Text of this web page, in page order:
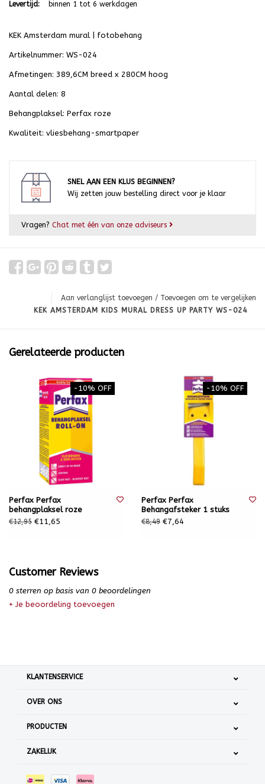
Levertijd: binnen 1 tot 6 werkdagen
KEK Amsterdam mural | fotobehang
Artikelnummer: WS-024
Afmetingen: 389,6CM breed x 280CM hoog
Aantal delen: 8
Behangplaksel: Perfax roze
Kwaliteit: vliesbehang-smartpaper
SNEL AAN EEN KLUS BEGINNEN?
Wij zetten jouw bestelling direct voor je klaar
Vragen? Chat met één van onze adviseurs
Aan verlanglijst toevoegen / Toevoegen om te vergelijken
KEK AMSTERDAM KIDS MURAL DRESS UP PARTY WS-024
Gerelateerde producten
-10% OFF
Perfax Perfax
behangplaksel roze
€12,95 €11,65
-10% OFF
Perfax Perfax
Behangafsteker 1 stuks
€8,49 €7,64
Customer Reviews
0 sterren op basis van 0 beoordelingen
+ Je beoordeling toevoegen
KLANTENSERVICE
OVER ONS
PRODUCTEN
ZAKELIJK